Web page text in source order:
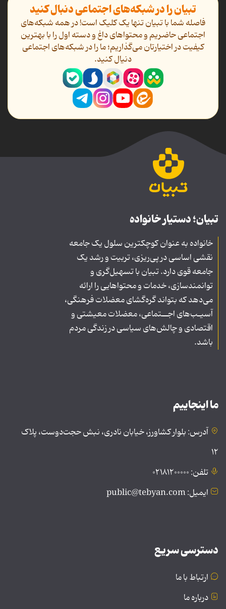
تبیان را در شبکه‌های اجتماعی دنبال کنید
فاصله شما با تبیان تنها یک کلیک است! در همه شبکه‌های
اجتماعی حاضریم و محتواهای داغ و دسته اول را با بهترین
کیفیت در اختیارتان می‌گذاریم؛ ما را در شبکه‌های اجتماعی
دنیال کنید.
تبیان؛ دستیار خانواده
خانواده به عنوان کوچکترین سلول یک جامعه
نقشی اساسی در پی‌ریزی، تربیت و رشد یک
جامعه قوی دارد. تبیان با تسهیل‌گری و
توانمندسازی، خدمات و محتواهایی را ارائه
می‌دهد که بتواند گره‌گشای معضلات فرهنگی،
آسیـب‌های اجــتماعی، معضلات معیشتی و
اقتصادی و چالش‌های سیاسی در زندگی مردم
باشد.
ما اینجاییم
آدرس: بلوار کشاورز، خیابان نادری، نبش حجت‌دوست، پلاک
۱۲
تلفن: ۰۲۱۸۱۲۰۰۰۰۰
ایمیل: public@tebyan.com
دسترسی سریع
ارتباط با ما
درباره ما